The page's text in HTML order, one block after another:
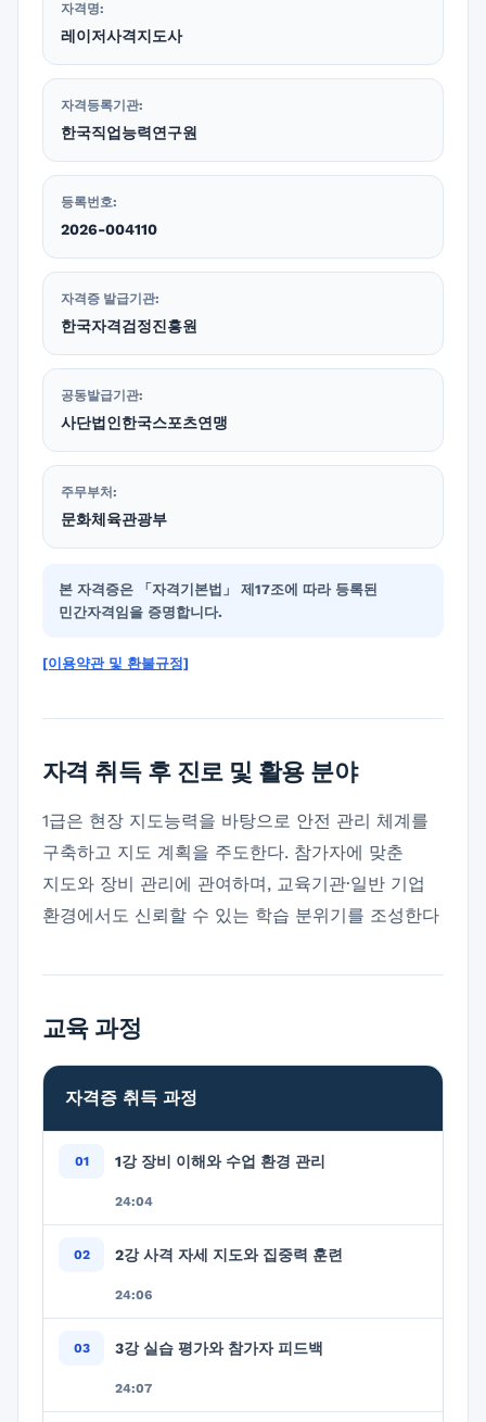
자격명:
레이저사격지도사
자격등록기관:
한국직업능력연구원
등록번호:
2026-004110
자격증 발급기관:
한국자격검정진흥원
공동발급기관:
사단법인한국스포츠연맹
주무부처:
문화체육관광부
본 자격증은 「자격기본법」 제17조에 따라 등록된
민간자격임을 증명합니다.
[이용약관 및 환불규정]
자격 취득 후 진로 및 활용 분야
1급은 현장 지도능력을 바탕으로 안전 관리 체계를
구축하고 지도 계획을 주도한다. 참가자에 맞춘
지도와 장비 관리에 관여하며, 교육기관·일반 기업
환경에서도 신뢰할 수 있는 학습 분위기를 조성한다
교육 과정
자격증 취득 과정
1강 장비 이해와 수업 환경 관리
24:04
2강 사격 자세 지도와 집중력 훈련
24:06
3강 실습 평가와 참가자 피드백
24:07